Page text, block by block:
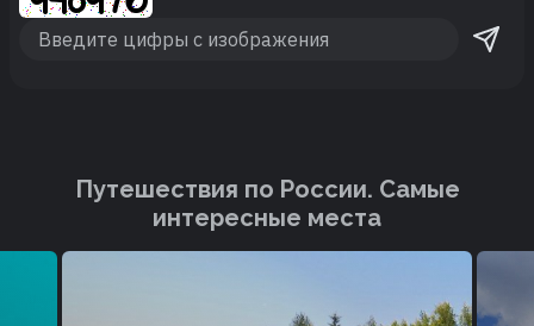
Путешествия по России. Cамые
интересные места